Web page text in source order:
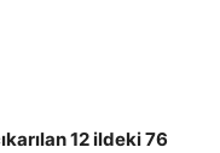
12 ildeki 76